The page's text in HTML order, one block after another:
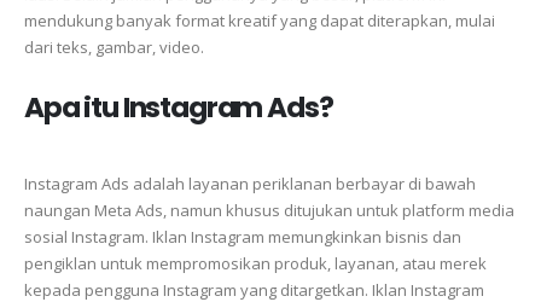
mendukung banyak format kreatif yang dapat diterapkan, mulai
dari teks, gambar, video.
Apa itu Instagram Ads?
Instagram Ads adalah layanan periklanan berbayar di bawah
naungan Meta Ads, namun khusus ditujukan untuk platform media
sosial Instagram. Iklan Instagram memungkinkan bisnis dan
pengiklan untuk mempromosikan produk, layanan, atau merek
kepada pengguna Instagram yang ditargetkan. Iklan Instagram